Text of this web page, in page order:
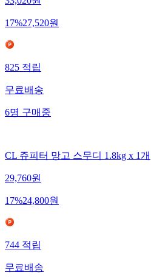
33,020원
17%27,520원
825적립
무료배송
6명구매중
CL 쥬피터 망고 스무디 1.8kg x 1개
29,760원
17%24,800원
744적립
무료배송